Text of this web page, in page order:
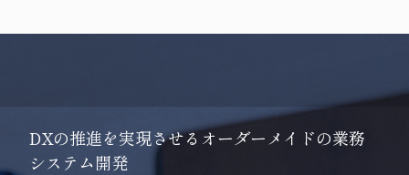
DXの推進を実現させるオーダーメ イ ドの業務
シス テ ム開発